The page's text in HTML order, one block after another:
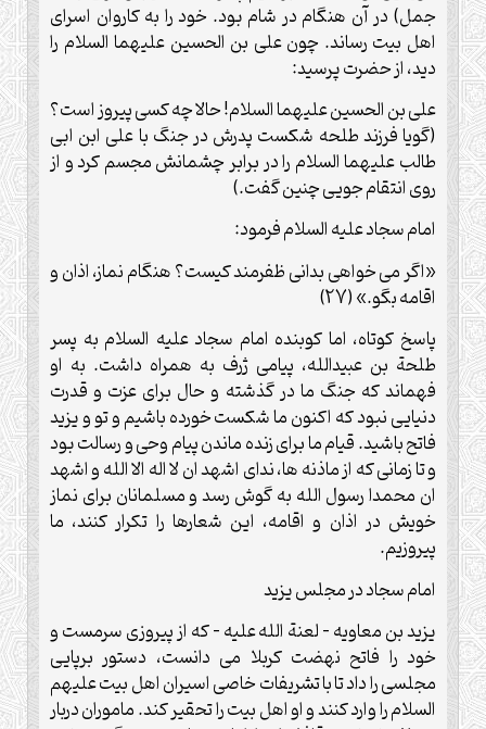
جمل) در آن هنگام در شام بود. خود را به کاروان اسرای
اهل بیت رساند. چون علی بن الحسین علیهما السلام را
دید، از حضرت پرسید:
علی بن الحسین علیهما السلام! حالا چه کسی پیروز است؟
(گویا فرزند طلحه شکست پدرش در جنگ با علی ابن ابی
طالب علیهما السلام را در برابر چشمانش مجسم کرد و از
روی انتقام جویی چنین گفت.)
امام سجاد علیه السلام فرمود:
«اگر می خواهی بدانی ظفرمند کیست؟ هنگام نماز، اذان و
اقامه بگو.» (27)
پاسخ کوتاه، اما کوبنده امام سجاد علیه السلام به پسر
طلحة بن عبیدالله، پیامی ژرف به همراه داشت. به او
فهماند که جنگ ما در گذشته و حال برای عزت و قدرت
دنیایی نبود که اکنون ما شکست خورده باشیم و تو و یزید
فاتح باشید. قیام ما برای زنده ماندن پیام وحی و رسالت بود
و تا زمانی که از ماذنه ها، ندای اشهد ان لا اله الا الله و اشهد
ان محمدا رسول الله به گوش رسد و مسلمانان برای نماز
خویش در اذان و اقامه، این شعارها را تکرار کنند، ما
پیروزیم.
امام سجاد در مجلس یزید
یزید بن معاویه – لعنة الله علیه – که از پیروزی سرمست و
خود را فاتح نهضت کربلا می دانست، دستور برپایی
مجلسی را داد تا با تشریفات خاصی اسیران اهل بیت علیهم
السلام را وارد کنند و او اهل بیت را تحقیر کند. ماموران دربار